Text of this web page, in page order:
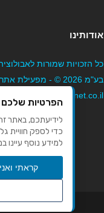
אודותינו
כל הזכויות שמורות
בע"מ 2026 © - מפעילת אתר
Mybiznet.co.il
הפרטיות שלכם
כדי לספק חוויית
למידע נוסף עיינו
קראתי